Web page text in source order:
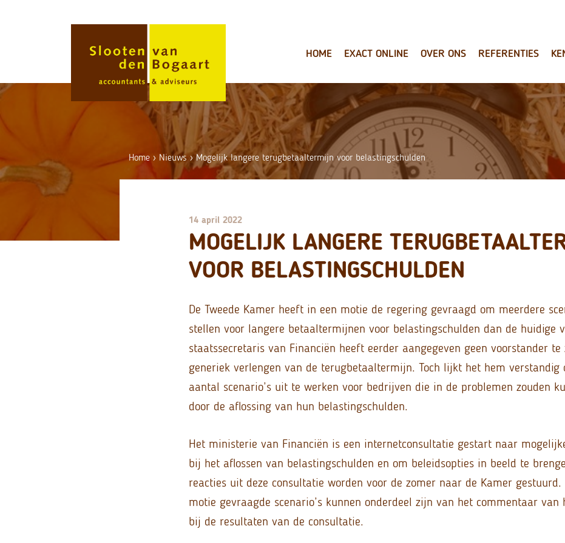
HOME EXACT ONLINE OVER ONS REFERENTIES
Home › Nieuws›Mogelijk langere terugbetaaltermijn voor belastingschulden
14 april 2022
MOGELIJK LANGERE
VOOR BELASTINGSCHULDEN
De Tweede Kamer heeft in een motie de regering gevraagd om meerdere
stellen voor langere betaaltermijnen voor belastingschulden dan de huidige
staatssecretaris van Financiën heeft eerder aangegeven geen voorstander
generiek verlengen van de terugbetaaltermijn. Toch lijkt het hem verstandig
aantal scenario’s uit te werken voor bedrijven die in de problemen zouden
door de aflossing van hun belastingschulden.
Het ministerie van Financiën is een internetconsultatie gestart naar
bij het aflossen van belastingschulden en om beleidsopties in beeld te
reacties uit deze consultatie worden voor de zomer naar de Kamer gestuurd.
motie gevraagde scenario’s kunnen onderdeel zijn van het commentaar van
bij de resultaten van de consultatie.